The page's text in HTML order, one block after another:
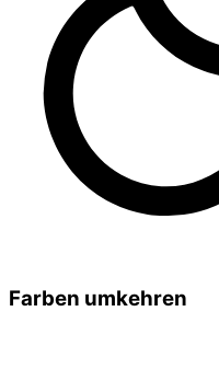
Farben umkehren